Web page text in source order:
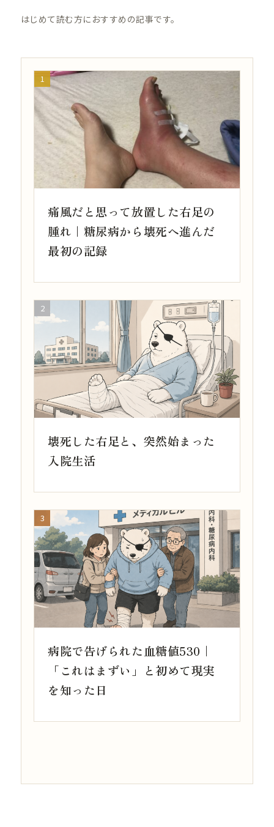
はじめて読む方におすすめの記事です。
痛風だと思って放置した右足の
腫れ｜糖尿病から壊死へ進んだ
最初の記録
壊死した右足と、突然始まった
入院生活
病院で告げられた血糖値530｜
「これはまずい」と初めて現実
を知った日